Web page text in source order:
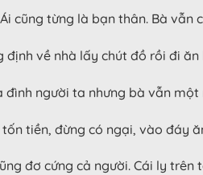
cũng từng là bạn thân. Bà
định về nhà lấy chút đồ rồi đi ăn
đình người ta nhưng bà vẫn
tiền, đừng có ngại, vào đáy
đơ cứng cả người. Cái ly